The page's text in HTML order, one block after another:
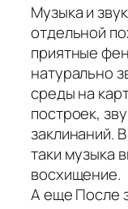
Музыка и
отдельной
приятные
натурально
среды на
построек,
заклинаний.
таки музыка
восхищение.
А еще После